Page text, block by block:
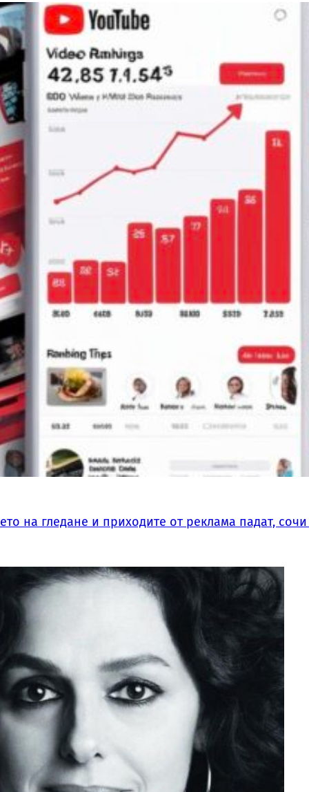
на гледане и приходите от реклама падат,